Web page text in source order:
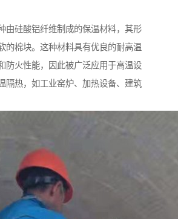
由硅酸铝纤维制成的保温材料，其形
的棉块。这种材料具有优良的耐高温
防火性能，因此被广泛应用于高温设
隔热，如工业窑炉、加热设备、建筑